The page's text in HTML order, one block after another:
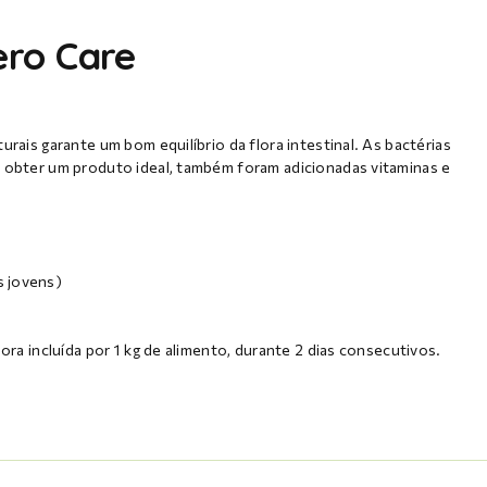
Care
garante um bom equilíbrio da flora intestinal. As bactérias
um produto ideal, também foram adicionadas vitaminas e
jovens)
incluída por 1 kg de alimento, durante 2 dias consecutivos.